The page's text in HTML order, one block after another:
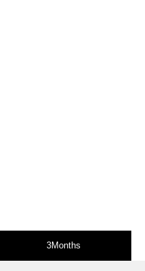
3Months